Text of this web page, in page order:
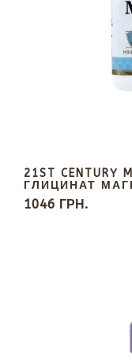
21ST CENTURY
ГЛИЦИНАТ
1046 ГРН.